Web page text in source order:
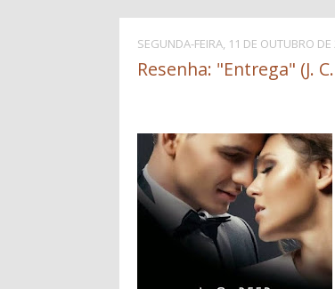
SEGUNDA-FEIRA, 11 DE OUTUBRO DE
Resenha: "Entrega" (J.